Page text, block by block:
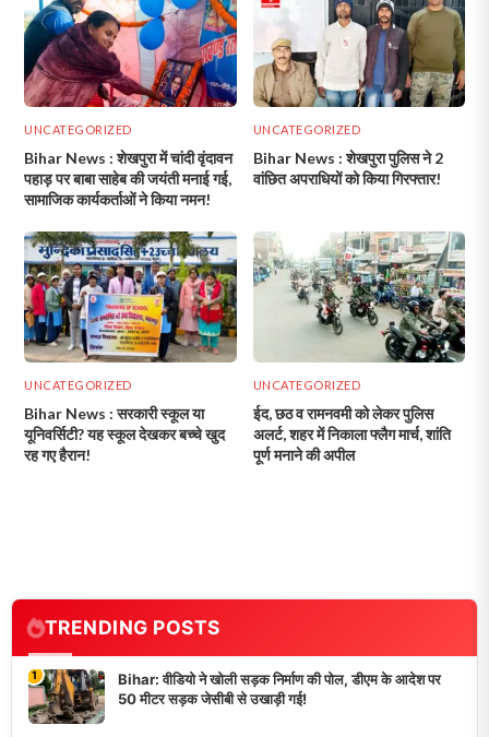
UNCATEGORIZED
Bihar News : शेखपुरा में चांदी वृंदावन
पहाड़ पर बाबा साहेब की जयंती मनाई गई,
सामाजिक कार्यकर्ताओं ने किया नमन!
UNCATEGORIZED
Bihar News : शेखपुरा पुलिस ने 2
वांछित अपराधियों को किया गिरफ्तार!
UNCATEGORIZED
Bihar News : सरकारी स्कूल या
यूनिवर्सिटी? यह स्कूल देखकर बच्चे खुद
रह गए हैरान!
UNCATEGORIZED
ईद, छठ व रामनवमी को लेकर पुलिस
अलर्ट, शहर में निकाला फ्लैग मार्च, शांति
पूर्ण मनाने की अपील
TRENDING POSTS
1
Bihar: वीडियो ने खोली सड़क निर्माण की पोल, डीएम के आदेश पर
50 मीटर सड़क जेसीबी से उखाड़ी गई!